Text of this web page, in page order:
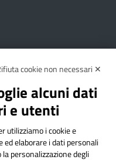
Privacy Policy
Note Legali
(TO) | P.E.O.:
cookie non necessari ✕
alcuni dati
e utenti
utilizziamo i cookie e
ed elaborare i dati personali
personalizzazione degli